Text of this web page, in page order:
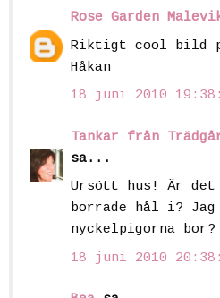
Rose Garden
Riktigt cool bild
Håkan
18 juni 2010
Tankar från
sa...
Ursött hus! Är det
borrade hål i?
nyckelpigorna bor?
18 juni 2010